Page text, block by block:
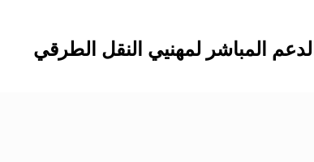
المباشر لمهنيي النقل الطرقي